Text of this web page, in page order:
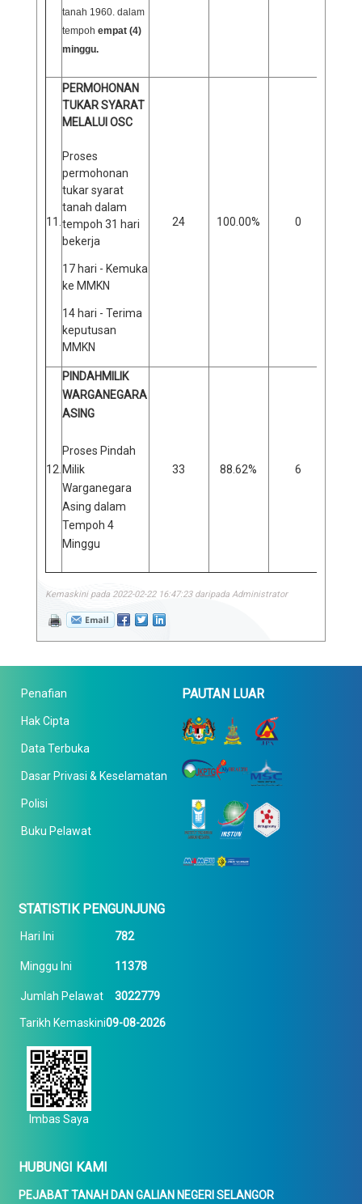
tanah 1960. dalam
tempoh empat (4)
minggu.
11.
PERMOHONAN
TUKAR SYARAT
MELALUI OSC
Proses
permohonan
tukar syarat
tanah dalam
tempoh 31 hari
bekerja
17 hari - Kemuka
ke MMKN
14 hari - Terima
keputusan
MMKN
24 100.00% 0
12.
PINDAHMILIK
WARGANEGARA
ASING
Proses Pindah
Milik
Warganegara
Asing dalam
Tempoh 4
Minggu
33 88.62% 6
Kemaskini pada 2022-02-22 16:47:23 daripada Administrator
Penafian
Hak Cipta
Data Terbuka
Dasar Privasi & Keselamatan
Polisi
Buku Pelawat
PAUTAN LUAR
STATISTIK PENGUNJUNG
Hari Ini 782
Minggu Ini 11378
Jumlah Pelawat 3022779
Tarikh Kemaskini09-08-2026
Imbas Saya
HUBUNGI KAMI
PEJABAT TANAH DAN GALIAN NEGERI SELANGOR